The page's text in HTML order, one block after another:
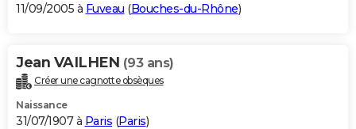
11/09/2005 à Fuveau (Bouches-du-Rhône)
Jean VAILHEN (93 ans)
Créer une cagnotte obsèques
Naissance
31/07/1907 à Paris (Paris)